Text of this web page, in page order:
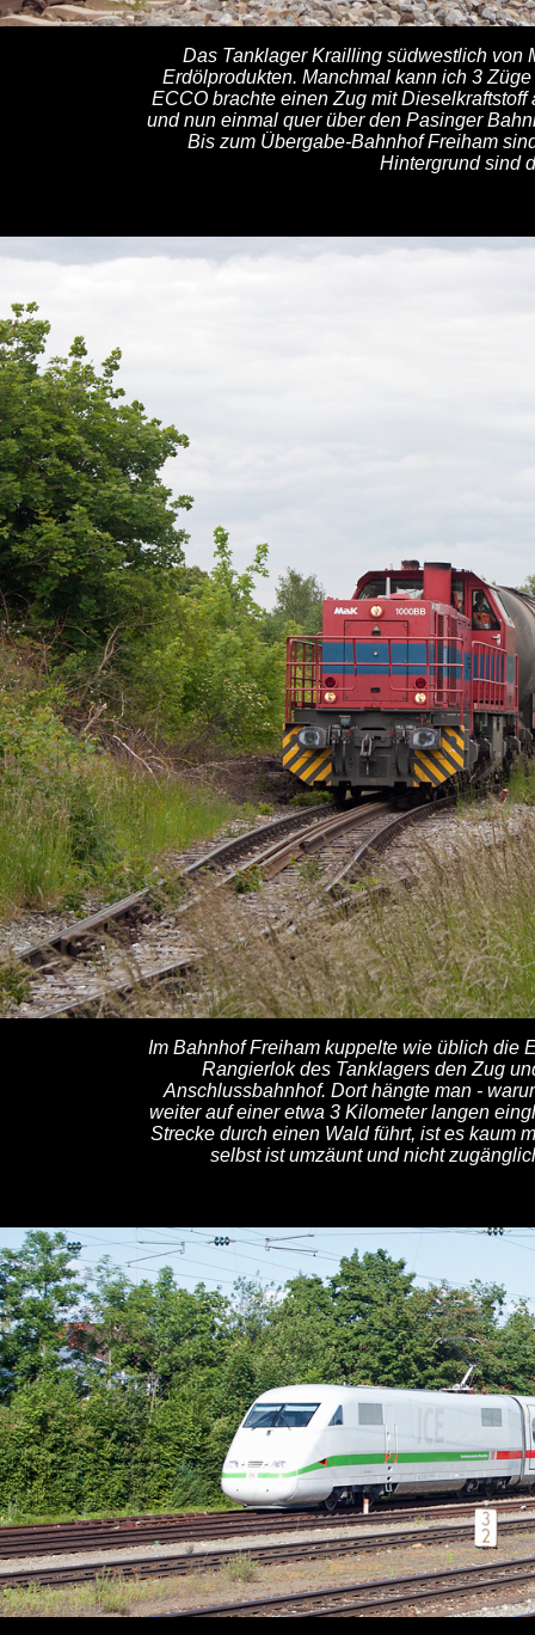
Das Tanklager Krailling südwestlich von
Erdölprodukten. Manchmal kann ich 3
ECCO brachte einen Zug mit
und nun einmal quer über den Pasinger
Bis zum Übergabe-Bahnhof Freiham
Hintergrund sind
Im Bahnhof Freiham kuppelte wie üblich die
Rangierlok des Tanklagers den Zug
Anschlussbahnhof. Dort hängte man -
weiter auf einer etwa 3 Kilometer langen
Strecke durch einen Wald führt, ist es kaum
selbst ist umzäunt und nicht